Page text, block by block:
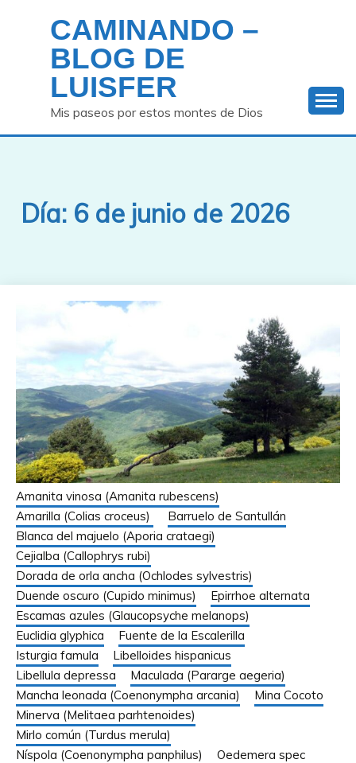
contenido
CAMINANDO –
BLOG DE
LUISFER
Mis paseos por estos montes de Dios
Día: 6 de junio de 2026
Amanita vinosa (Amanita rubescens)
Amarilla (Colias croceus)
Barruelo de Santullán
Blanca del majuelo (Aporia crataegi)
Cejialba (Callophrys rubi)
Dorada de orla ancha (Ochlodes sylvestris)
Duende oscuro (Cupido minimus)
Epirrhoe alternata
Escamas azules (Glaucopsyche melanops)
Euclidia glyphica
Fuente de la Escalerilla
Isturgia famula
Libelloides hispanicus
Libellula depressa
Maculada (Pararge aegeria)
Mancha leonada (Coenonympha arcania)
Mina Cocoto
Minerva (Melitaea parhtenoides)
Mirlo común (Turdus merula)
Níspola (Coenonympha panphilus)
Oedemera spec